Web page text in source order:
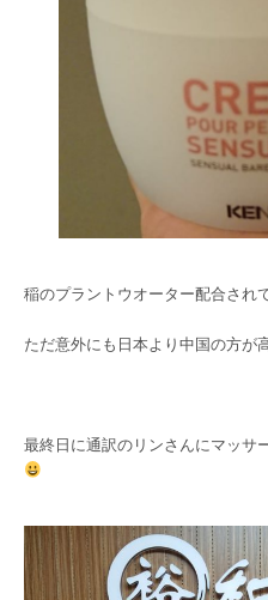
稲のプラントウオーター配合され
ただ意外にも日本より中国の方が
最終日に通訳のリンさんにマッサ